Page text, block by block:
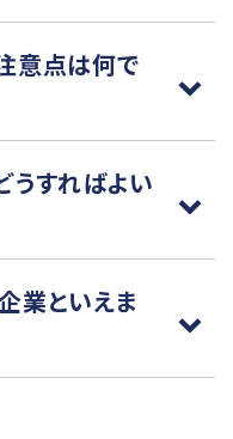
意点は何で
うすればよい
業といえま